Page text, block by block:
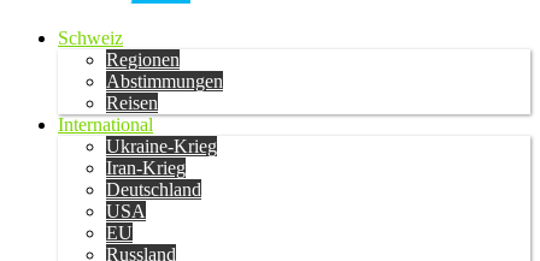
Schweiz
Regionen
Abstimmungen
Reisen
International
Ukraine-Krieg
Iran-Krieg
Deutschland
USA
EU
Russland